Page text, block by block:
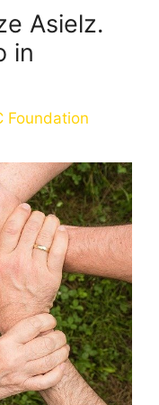
Asielz.
in
Foundation